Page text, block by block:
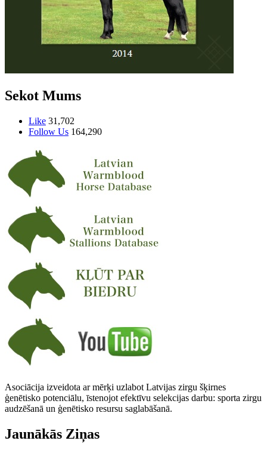
Sekot Mums
Like 31,702
Follow Us 164,290
Asociācija izveidota ar mērķi uzlabot Latvijas zirgu šķirnes
ģenētisko potenciālu, īstenojot efektīvu selekcijas darbu: sporta zirgu
audzēšanā un ģenētisko resursu saglabāšanā.
Jaunākās Ziņas